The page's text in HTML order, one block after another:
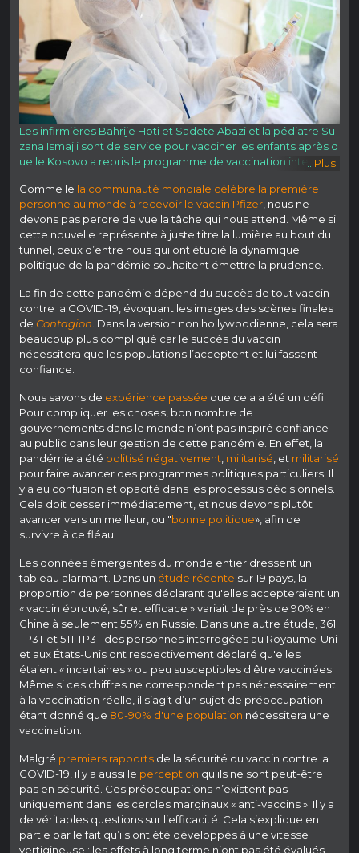
Les infirmières Bahrije Hoti et Sadete Abazi et la pédiatre Su
zana Ismajli sont de service pour vacciner les enfants après q
ue le Kosovo a repris le programme de vaccination interrom
Plus
Comme le la communauté mondiale célèbre la première
personne au monde à recevoir le vaccin Pfizer, nous ne
devons pas perdre de vue la tâche qui nous attend. Même si
cette nouvelle représente à juste titre la lumière au bout du
tunnel, ceux d’entre nous qui ont étudié la dynamique
politique de la pandémie souhaitent émettre la prudence.
La fin de cette pandémie dépend du succès de tout vaccin
contre la COVID-19, évoquant les images des scènes finales
de Contagion. Dans la version non hollywoodienne, cela sera
beaucoup plus compliqué car le succès du vaccin
nécessitera que les populations l’acceptent et lui fassent
confiance.
Nous savons de expérience passée que cela a été un défi.
Pour compliquer les choses, bon nombre de
gouvernements dans le monde n’ont pas inspiré confiance
au public dans leur gestion de cette pandémie. En effet, la
pandémie a été politisé négativement, militarisé, et militarisé
pour faire avancer des programmes politiques particuliers. Il
y a eu confusion et opacité dans les processus décisionnels.
Cela doit cesser immédiatement, et nous devons plutôt
avancer vers un meilleur, ou "bonne politique», afin de
survivre à ce fléau.
Les données émergentes du monde entier dressent un
tableau alarmant. Dans un étude récente sur 19 pays, la
proportion de personnes déclarant qu'elles accepteraient un
« vaccin éprouvé, sûr et efficace » variait de près de 90% en
Chine à seulement 55% en Russie. Dans une autre étude, 361
TP3T et 511 TP3T des personnes interrogées au Royaume-Uni
et aux États-Unis ont respectivement déclaré qu'elles
étaient « incertaines » ou peu susceptibles d'être vaccinées.
Même si ces chiffres ne correspondent pas nécessairement
à la vaccination réelle, il s’agit d’un sujet de préoccupation
étant donné que 80-90% d'une population nécessitera une
vaccination.
Malgré premiers rapports de la sécurité du vaccin contre la
COVID-19, il y a aussi le perception qu'ils ne sont peut-être
pas en sécurité. Ces préoccupations n’existent pas
uniquement dans les cercles marginaux « anti-vaccins ». Il y a
de véritables questions sur l’efficacité. Cela s’explique en
partie par le fait qu’ils ont été développés à une vitesse
vertigineuse ; les effets à long terme n’ont pas été évalués –